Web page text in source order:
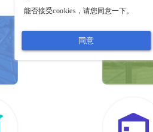
能否接受cookies，请您同意一下。
同意